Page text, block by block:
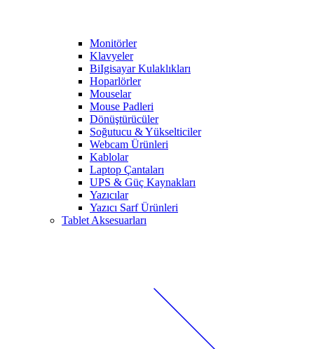
Monitörler
Klavyeler
BiIgisayar Kulaklıkları
Hoparlörler
Mouselar
Mouse Padleri
Dönüştürücüler
Soğutucu & Yükselticiler
Webcam Ürünleri
Kablolar
Laptop Çantaları
UPS & Güç Kaynakları
Yazıcılar
Yazıcı Sarf Ürünleri
Tablet Aksesuarları